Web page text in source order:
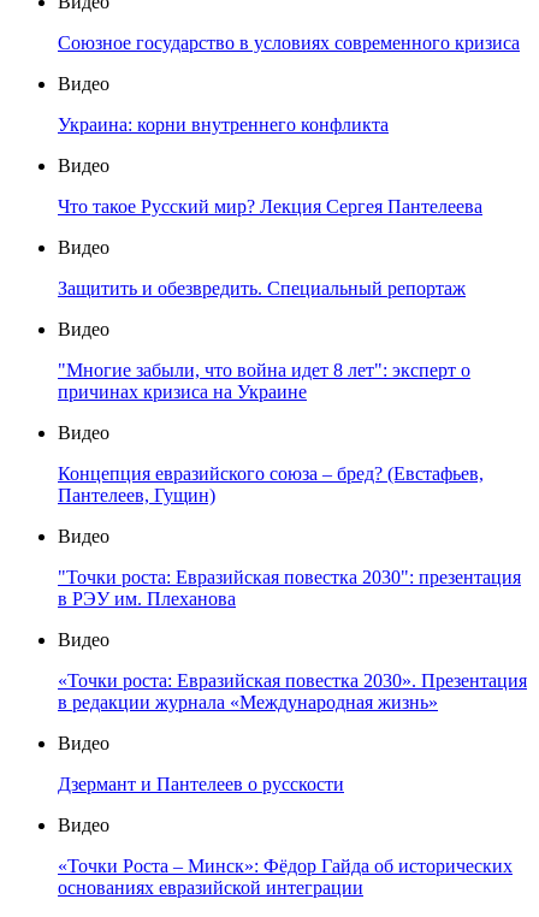
Союзное государство в условиях современного кризиса
Видео
Украина: корни внутреннего конфликта
Видео
Что такое Русский мир? Лекция Сергея Пантелеева
Видео
Защитить и обезвредить. Специальный репортаж
Видео
"Многие забыли, что война идет 8 лет": эксперт о
причинах кризиса на Украине
Видео
Концепция евразийского союза – бред? (Евстафьев,
Пантелеев, Гущин)
Видео
"Точки роста: Евразийская повестка 2030": презентация
в РЭУ им. Плеханова
Видео
«Точки роста: Евразийская повестка 2030». Презентация
в редакции журнала «Международная жизнь»
Видео
Дзермант и Пантелеев о русскости
Видео
«Точки Роста – Минск»: Фёдор Гайда об исторических
основаниях евразийской интеграции